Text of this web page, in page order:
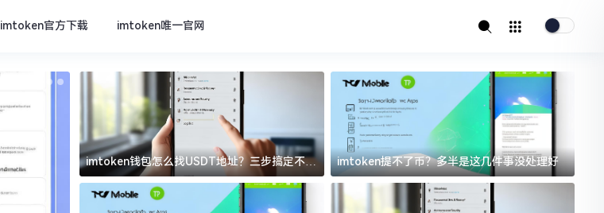
imtoken官方下载 imtoken唯一官网
imtoken钱包怎么找USDT地址？三步搞定不踩
坑
imtoken提不了币？多半是这几件事没处理好